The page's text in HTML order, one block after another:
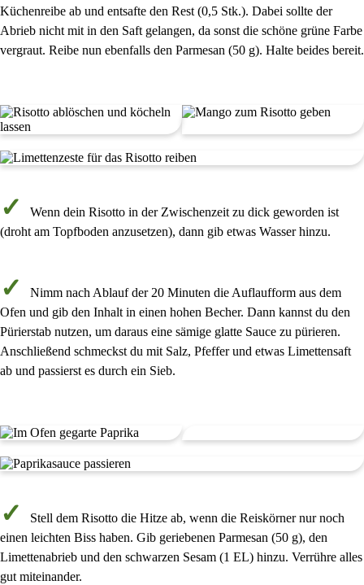
Küchenreibe ab und entsafte den Rest (0,5 Stk.). Dabei sollte der
Abrieb nicht mit in den Saft gelangen, da sonst die schöne grüne Farbe
vergraut. Reibe nun ebenfalls den Parmesan (50 g). Halte beides bereit.
Wenn dein Risotto in der Zwischenzeit zu dick geworden ist
(droht am Topfboden anzusetzen), dann gib etwas Wasser hinzu.
Nimm nach Ablauf der 20 Minuten die Auflaufform aus dem
Ofen und gib den Inhalt in einen hohen Becher. Dann kannst du den
Pürierstab nutzen, um daraus eine sämige glatte Sauce zu pürieren.
Anschließend schmeckst du mit Salz, Pfeffer und etwas Limettensaft
ab und passierst es durch ein Sieb.
Stell dem Risotto die Hitze ab, wenn die Reiskörner nur noch
einen leichten Biss haben. Gib geriebenen Parmesan (50 g), den
Limettenabrieb und den schwarzen Sesam (1 EL) hinzu. Verrühre alles
gut miteinander.